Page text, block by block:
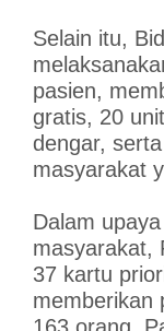
Selain itu,
pasien,
gratis, 20
dengar,
masyarakat
Dalam
masyarakat,
37 kartu
memberikan